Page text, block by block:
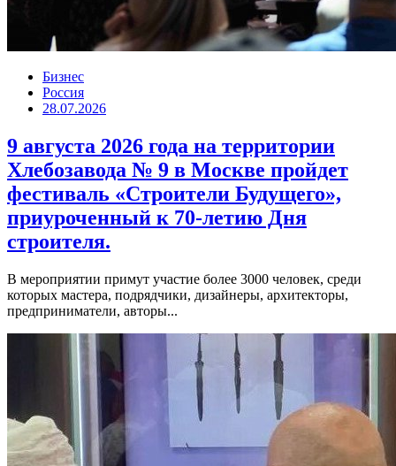
Бизнес
Россия
28.07.2026
9 августа 2026 года на территории
Хлебозавода № 9 в Москве пройдет
фестиваль «Строители Будущего»,
приуроченный к 70-летию Дня
строителя.
В мероприятии примут участие более 3000 человек, среди
которых мастера, подрядчики, дизайнеры, архитекторы,
предприниматели, авторы...